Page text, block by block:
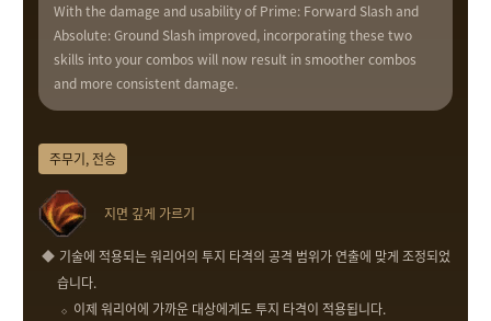
With the damage and usability of Prime: Forward Slash and
Absolute: Ground Slash improved, incorporating these two
skills into your combos will now result in smoother combos
and more consistent damage.
주무기, 전승
지면 깊게 가르기
기술에 적용되는 워리어의 투지 타격의 공격 범위가 연출에 맞게 조정되었
습니다.
이제 워리어에 가까운 대상에게도 투지 타격이 적용됩니다.